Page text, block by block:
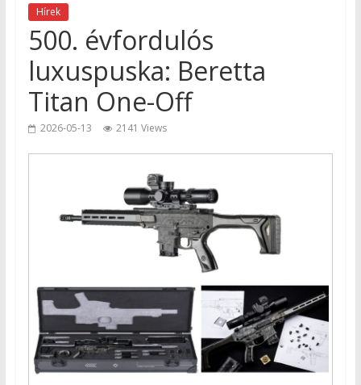
Hírek
500. évfordulós
luxuspuska: Beretta
Titan One-Off
2026-05-13 2141 Views